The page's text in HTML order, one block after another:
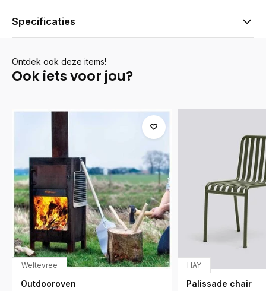
Specificaties
Ontdek ook deze items!
Ook iets voor jou?
Weltevree
Outdooroven
HAY
Palissade chair